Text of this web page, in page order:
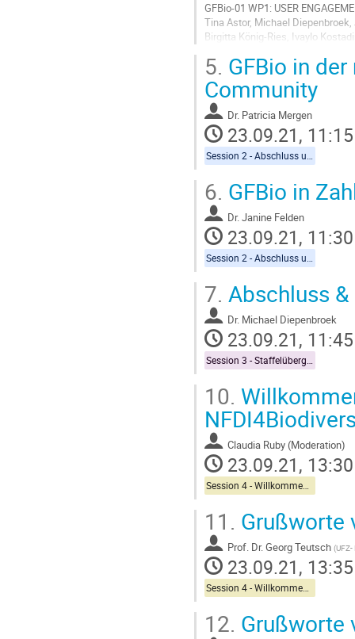
GFBio-01 WP1: USER
Tina Astor, Michael
Birgitta König-Ries, Ivaylo
Go
to
contribution
page
5. GFBio in
Community
Dr. Patricia Mergen
23.09.21, 11:15
6. GFBio in
Dr.Janine Felden
23.09.21, 11:30
7. Abschluss
Dr. Michael Diepenbroek
23.09.21, 11:45
10.
Claudia Ruby (Moderation)
23.09.21, 13:30
11. Grußworte
Prof. Dr. Georg Teutsch (
23.09.21, 13:35
12. Grußworte